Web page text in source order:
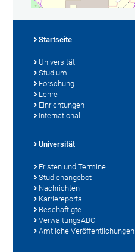
Startseite
Universität
Studium
Forschung
Lehre
Einrichtungen
International
Universität
Fristen und Termine
Studienangebot
Nachrichten
Karriereportal
Beschäftigte
VerwaltungsABC
Amtliche Veröffentlichungen